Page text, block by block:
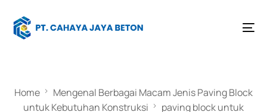
Home
Mengenal Berbagai Macam Jenis Paving Block
untuk Kebutuhan Konstruksi
paving block untuk